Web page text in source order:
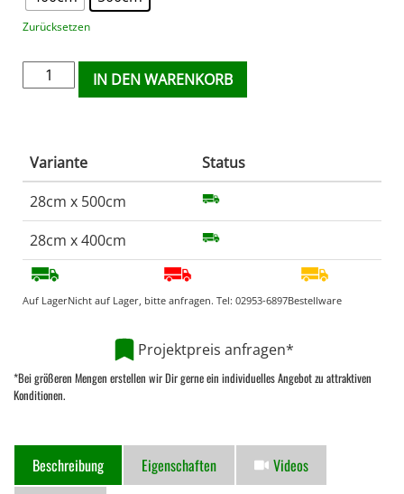
Zurücksetzen
IN DEN WARENKORB
Variante
Status
28cm x 500cm
28cm x 400cm
Auf LagerNicht auf Lager, bitte anfragen. Tel: 02953-6897Bestellware
Projektpreis anfragen*
*Bei größeren Mengen erstellen wir Dir gerne ein individuelles Angebot zu attraktiven
Konditionen.
Beschreibung Eigenschaften
Videos